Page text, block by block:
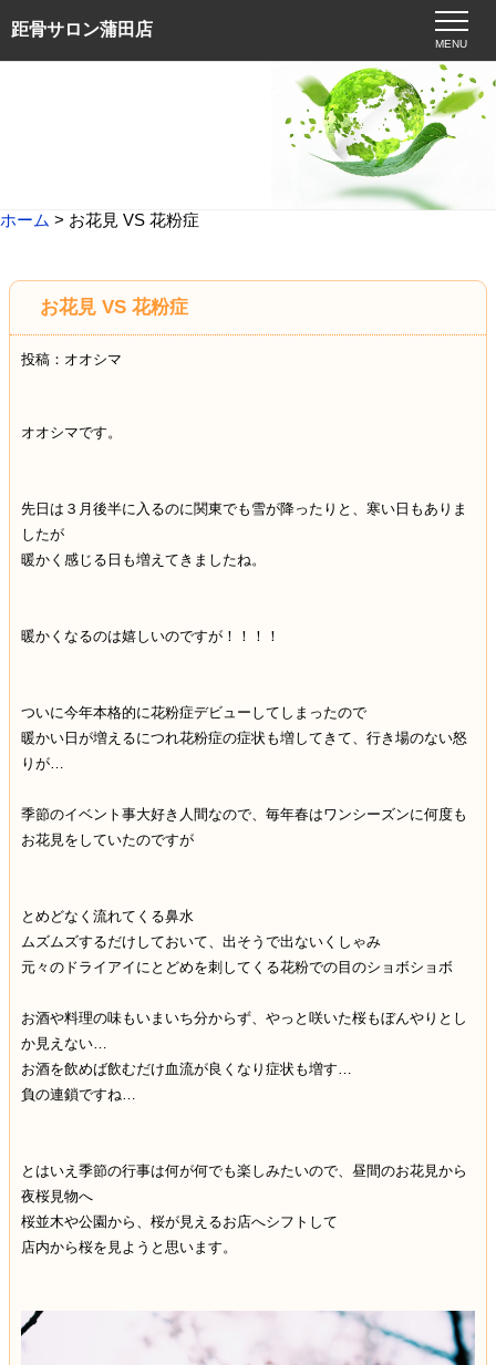
距骨サロン蒲田店
MENU
ホーム > お花見 VS 花粉症
お花見 VS 花粉症
投稿：オオシマ
オオシマです。
先日は３月後半に入るのに関東でも雪が降ったりと、寒い日もありま
したが
暖かく感じる日も増えてきましたね。
暖かくなるのは嬉しいのですが！！！！
ついに今年本格的に花粉症デビューしてしまったので
暖かい日が増えるにつれ花粉症の症状も増してきて、行き場のない怒
りが…
季節のイベント事大好き人間なので、毎年春はワンシーズンに何度も
お花見をしていたのですが
とめどなく流れてくる鼻水
ムズムズするだけしておいて、出そうで出ないくしゃみ
元々のドライアイにとどめを刺してくる花粉での目のショボショボ
お酒や料理の味もいまいち分からず、やっと咲いた桜もぼんやりとし
か見えない…
お酒を飲めば飲むだけ血流が良くなり症状も増す…
負の連鎖ですね…
とはいえ季節の行事は何が何でも楽しみたいので、昼間のお花見から
夜桜見物へ
桜並木や公園から、桜が見えるお店へシフトして
店内から桜を見ようと思います。